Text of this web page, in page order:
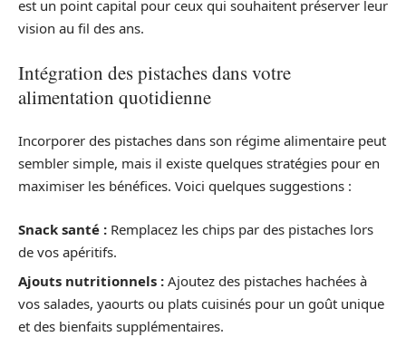
est un point capital pour ceux qui souhaitent préserver leur
vision au fil des ans.
Intégration des pistaches dans votre
alimentation quotidienne
Incorporer des pistaches dans son régime alimentaire peut
sembler simple, mais il existe quelques stratégies pour en
maximiser les bénéfices. Voici quelques suggestions :
Snack santé : Remplacez les chips par des pistaches lors
de vos apéritifs.
Ajouts nutritionnels : Ajoutez des pistaches hachées à
vos salades, yaourts ou plats cuisinés pour un goût unique
et des bienfaits supplémentaires.